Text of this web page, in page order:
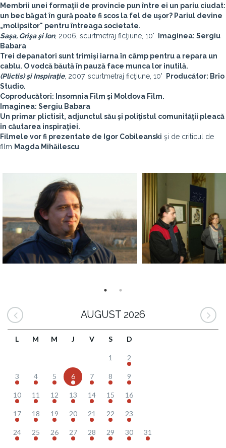
Membrii unei formaţii de provincie pun între ei un pariu ciudat:
un bec băgat în gură poate fi scos la fel de uşor? Pariul devine
„molipsitor" pentru întreaga societate.
Saşa, Grişa şi Ion, 2006, scurtmetraj ficţiune, 10'
Imaginea: Sergiu
Babara
Trei depanatori sunt trimişi iarna în câmp pentru a repara un
cablu. O vodcă băută în pauză face munca lor inutilă.
(Plictis) şi Inspiraţie, 2007, scurtmetraj ficţiune, 10'
Producător: Brio
Studio.
Coproducători: Insomnia Film şi Moldova Film.
Imaginea: Sergiu Babara
Un primar plictisit, adjunctul său şi poliţistul comunităţii pleacă
în căutarea inspiraţiei.
Filmele vor fi prezentate de Igor Cobileanski şi de criticul de
film Magda Mihăilescu
AUGUST 2026
L M M J V S D
1 2
3 4 5 6 7 8 9
10 11 12 13 14 15 16
17 18 19 20 21 22 23
24 25 26 27 28 29 30 31